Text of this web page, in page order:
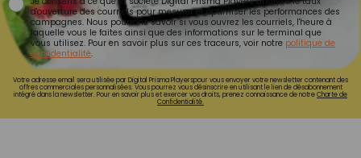
d'ouverture des courriels pour mesurer et optimiser les performances des
campagnes. Nous pourrons savoir si vous ouvrez les courriels, l'heure à
laquelle vous le faites ainsi que des informations sur le terminal que
vous utilisez. Pour en savoir plus sur ces traceurs, voir notre politique de
confidentialité.
Votre adresse email sera utilisée par Digital Prisma Playerspour vous envoyer votre newsletter contenant des
offres commerciales personnalisées. Vous pourrez vous désinscrire en utilisant le lien de désabonnement
intégré dans la newsletter. Pour en savoir plus et exercer vos droits, prenez connaissance de notreCharte de
Confidentialité.